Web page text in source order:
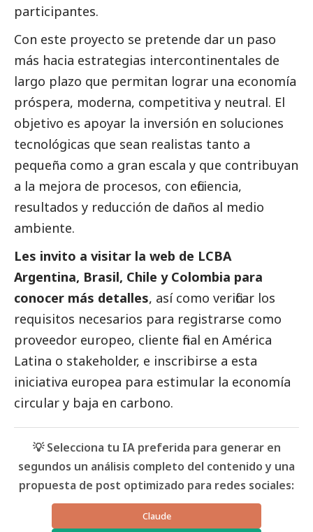
participantes.
Con este proyecto se pretende dar un paso
más hacia estrategias intercontinentales de
largo plazo que permitan lograr una economía
próspera, moderna, competitiva y neutral. El
objetivo es apoyar la inversión en soluciones
tecnológicas que sean realistas tanto a
pequeña como a gran escala y que contribuyan
a la mejora de procesos, con eficiencia,
resultados y reducción de daños al medio
ambiente.
Les invito a visitar la web de LCBA
Argentina, Brasil, Chile y Colombia para
conocer más detalles, así como verificar los
requisitos necesarios para registrarse como
proveedor europeo, cliente final en América
Latina o stakeholder, e inscribirse a esta
iniciativa europea para estimular la economía
circular y baja en carbono.
💡 Selecciona tu IA preferida para generar en
segundos un análisis completo del contenido y una
propuesta de post optimizado para redes sociales:
Claude